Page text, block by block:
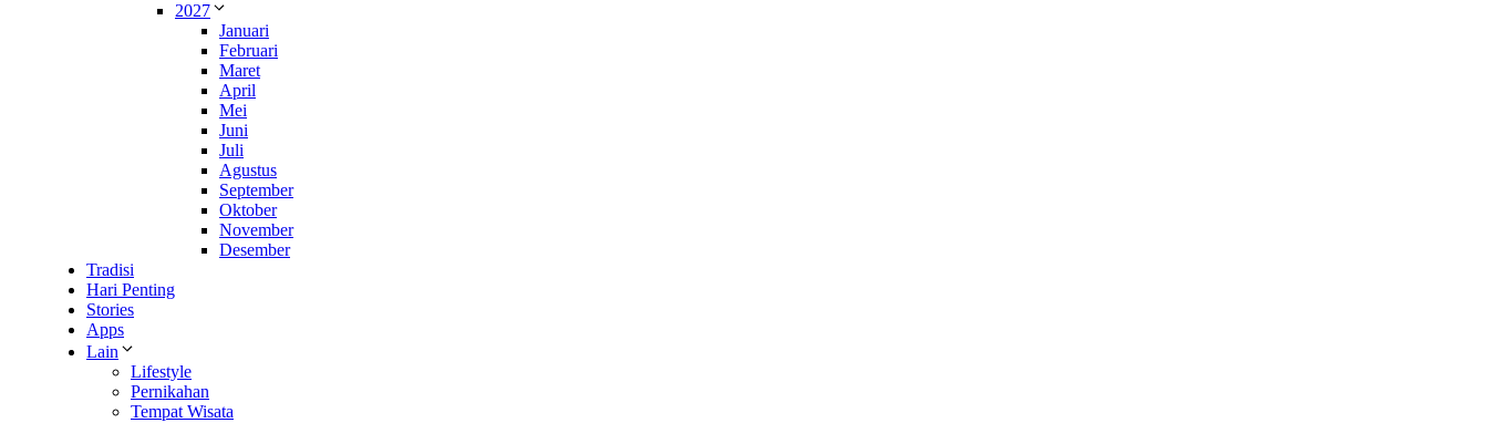
2027
Januari
Februari
Maret
April
Mei
Juni
Juli
Agustus
September
Oktober
November
Desember
Tradisi
Hari Penting
Stories
Apps
Lain
Lifestyle
Pernikahan
Tempat Wisata